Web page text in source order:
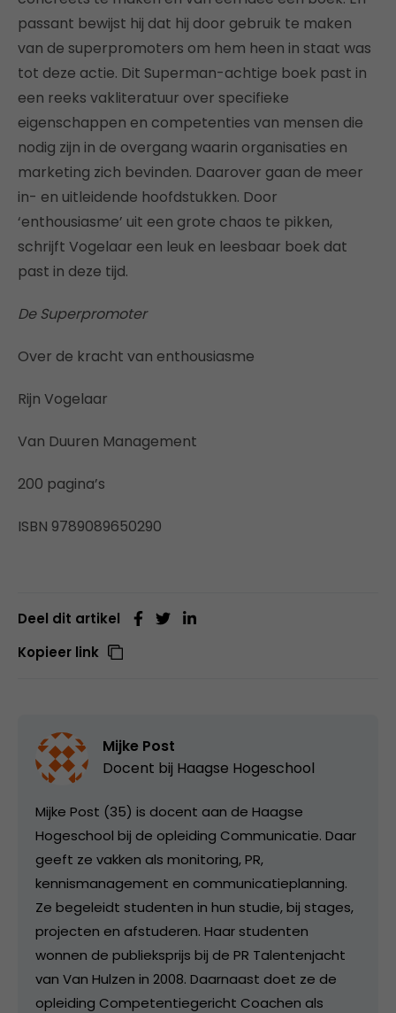
passant bewijst hij dat hij door gebruik te maken
van de superpromoters om hem heen in staat was
tot deze actie. Dit Superman-achtige boek past in
een reeks vakliteratuur over specifieke
eigenschappen en competenties van mensen die
nodig zijn in de overgang waarin organisaties en
marketing zich bevinden. Daarover gaan de meer
in- en uitleidende hoofdstukken. Door
‘enthousiasme’ uit een grote chaos te pikken,
schrijft Vogelaar een leuk en leesbaar boek dat
past in deze tijd.
De Superpromoter
Over de kracht van enthousiasme
Rijn Vogelaar
Van Duuren Management
200 pagina’s
ISBN 9789089650290
Deel dit artikel
Kopieer link
Mijke Post
Docent bij Haagse Hogeschool
Mijke Post (35) is docent aan de Haagse
Hogeschool bij de opleiding Communicatie. Daar
geeft ze vakken als monitoring, PR,
kennismanagement en communicatieplanning.
Ze begeleidt studenten in hun studie, bij stages,
projecten en afstuderen. Haar studenten
wonnen de publieksprijs bij de PR Talentenjacht
van Van Hulzen in 2008. Daarnaast doet ze de
opleiding Competentiegericht Coachen als